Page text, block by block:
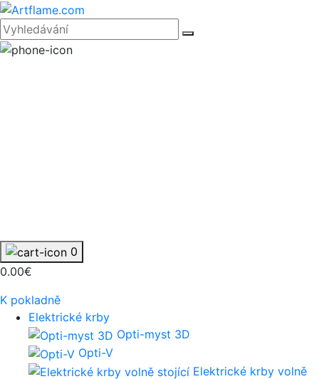
0
0.00€
K pokladně
Elektrické krby
Opti-myst 3D
Opti-V
Elektrické krby volně